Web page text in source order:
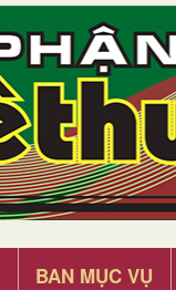
BAN MỤC VỤ